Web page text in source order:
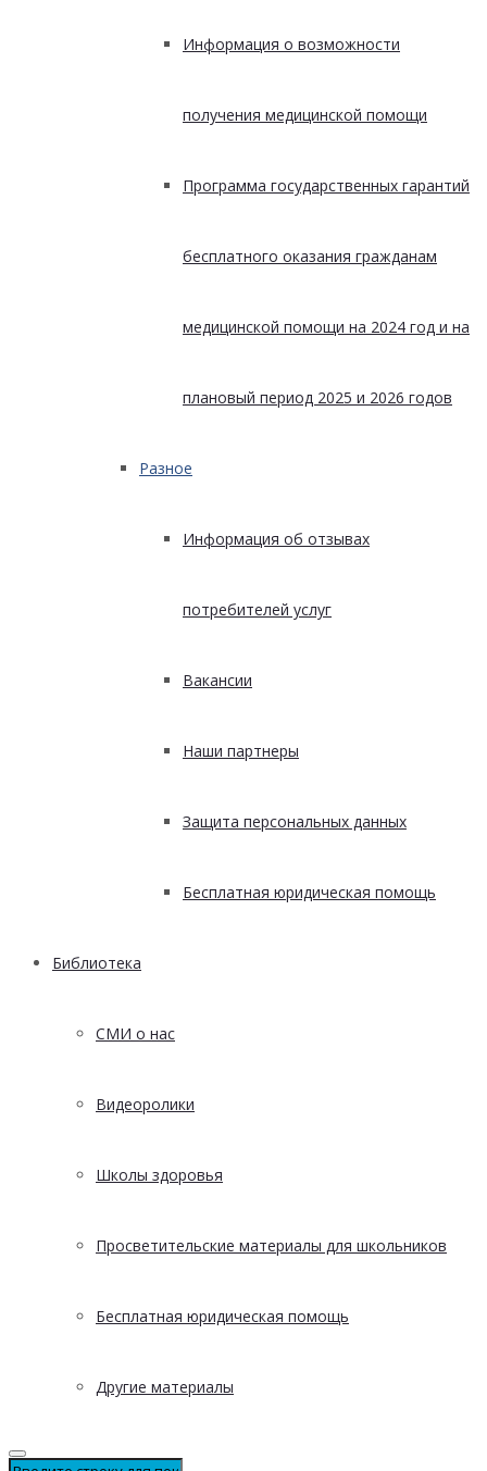
Информация о возможности
получения медицинской помощи
Программа государственных гарантий
бесплатного оказания гражданам
медицинской помощи на 2024 год и на
плановый период 2025 и 2026 годов
Разное
Информация об отзывах
потребителей услуг
Вакансии
Наши партнеры
Защита персональных данных
Бесплатная юридическая помощь
Библиотека
СМИ о нас
Видеоролики
Школы здоровья
Просветительские материалы для школьников
Бесплатная юридическая помощь
Другие материалы